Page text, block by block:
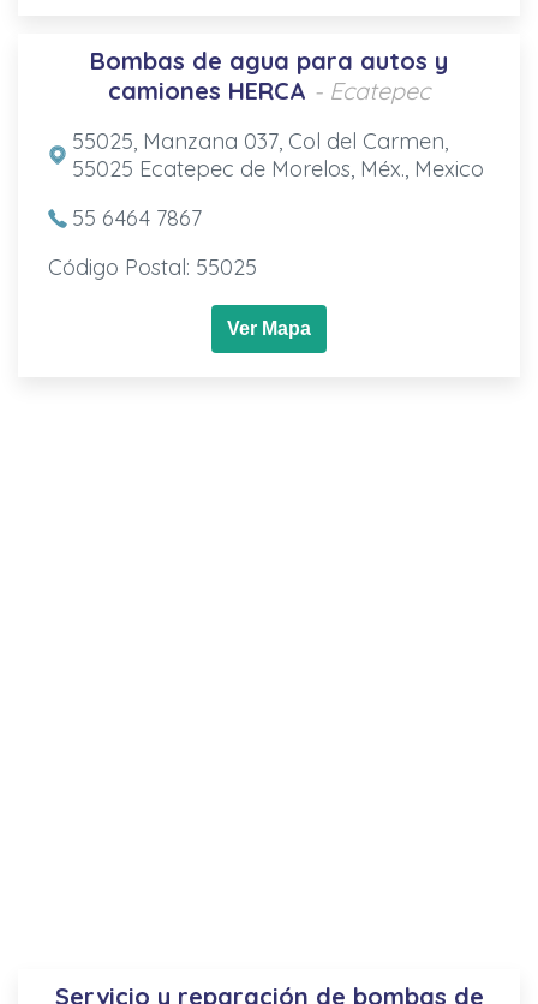
Bombas de agua para autos y
camiones HERCA - Ecatepec
55025, Manzana 037, Col del Carmen,
55025 Ecatepec de Morelos, Méx., Mexico
55 6464 7867
Código Postal: 55025
Ver Mapa
Servicio y reparación de bombas de